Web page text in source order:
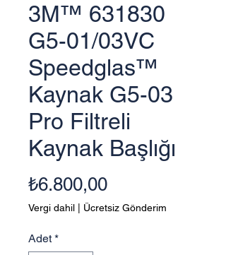
3M™ 631830
G5-01/03VC
Speedglas™
Kaynak G5-03
Pro Filtreli
Kaynak Başlığı
₺6.800,00Fiyat
Vergi dahil Ücretsiz Gönderim
Adet *